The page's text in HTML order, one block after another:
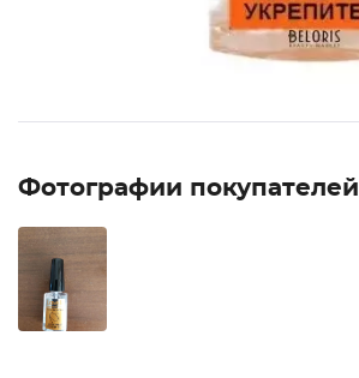
Фотографии покупателей